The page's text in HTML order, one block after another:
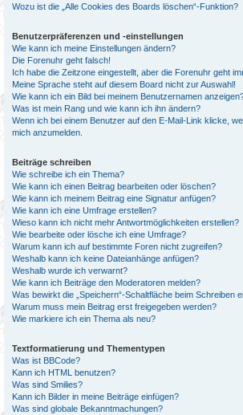
Wozu ist die „Alle Cookies des Boards löschen“-Funktion?
Benutzerpräferenzen und -einstellungen
Wie kann ich meine Einstellungen ändern?
Die Forenuhr geht falsch!
Ich habe die Zeitzone eingestellt, aber die Forenuhr geht
Meine Sprache steht auf diesem Board nicht zur Auswahl!
Wie kann ich ein Bild bei meinem Benutzernamen
Was ist mein Rang und wie kann ich ihn ändern?
Wenn ich bei einem Benutzer auf den E-Mail-Link klicke,
mich anzumelden.
Beiträge schreiben
Wie schreibe ich ein Thema?
Wie kann ich einen Beitrag bearbeiten oder löschen?
Wie kann ich meinem Beitrag eine Signatur anfügen?
Wie kann ich eine Umfrage erstellen?
Wieso kann ich nicht mehr Antwortmöglichkeiten erstellen?
Wie bearbeite oder lösche ich eine Umfrage?
Warum kann ich auf bestimmte Foren nicht zugreifen?
Weshalb kann ich keine Dateianhänge anfügen?
Weshalb wurde ich verwarnt?
Wie kann ich Beiträge den Moderatoren melden?
Was bewirkt die „Speichern“-Schaltfläche beim Schreiben
Warum muss mein Beitrag erst freigegeben werden?
Wie markiere ich ein Thema als neu?
Textformatierung und Thementypen
Was ist BBCode?
Kann ich HTML benutzen?
Was sind Smilies?
Kann ich Bilder in meine Beiträge einfügen?
Was sind globale Bekanntmachungen?